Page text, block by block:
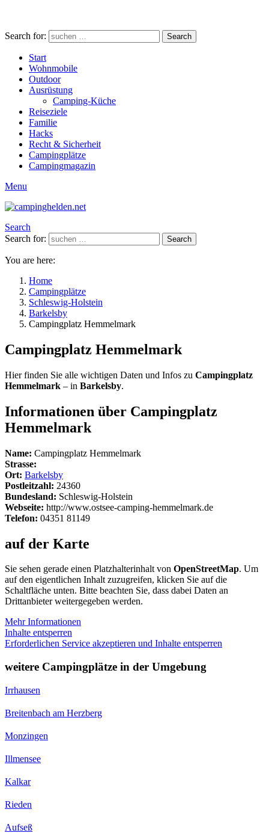
Search for: Search
Start
Wohnmobile
Outdoor
Ausrüstung
Camping-Küche
Reiseziele
Familie
Hacks
Recht & Sicherheit
Campingplätze
Campingmagazin
Menu
Search
Search for:
Search
You are here:
Home
Campingplätze
Schleswig-Holstein
Barkelsby
Campingplatz Hemmelmark
Campingplatz Hemmelmark
Hier finden Sie alle wichtigen Daten und Infos zu Campingplatz
Hemmelmark – in Barkelsby.
Informationen über Campingplatz
Hemmelmark
Name: Campingplatz Hemmelmark
Strasse:
Ort: Barkelsby
Postleitzahl: 24360
Bundesland: Schleswig-Holstein
Webseite: http://www.ostsee-camping-hemmelmark.de
Telefon: 04351 81149
auf der Karte
Sie sehen gerade einen Platzhalterinhalt von OpenStreetMap. Um
auf den eigentlichen Inhalt zuzugreifen, klicken Sie auf die
Schaltfläche unten. Bitte beachten Sie, dass dabei Daten an
Drittanbieter weitergegeben werden.
Mehr Informationen
Inhalte entsperren
Erforderlichen Service akzeptieren und Inhalte entsperren
weitere Campingplätze in der Umgebung
Irrhausen
Breitenbach am Herzberg
Monzingen
Illmensee
Kalkar
Rieden
Aufseß